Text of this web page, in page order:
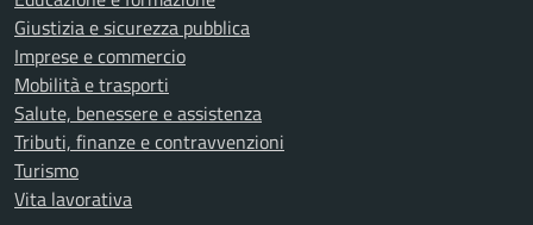
Giustizia e sicurezza pubblica
Imprese e commercio
Mobilità e trasporti
Salute, benessere e assistenza
Tributi, finanze e contravvenzioni
Turismo
Vita lavorativa